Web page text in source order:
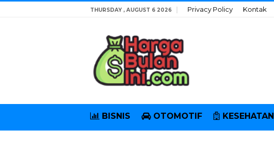
THURSDAY , AUGUST 6 2026 Privacy Policy Kontak
BISNIS OTOMOTIF KESEHATAN